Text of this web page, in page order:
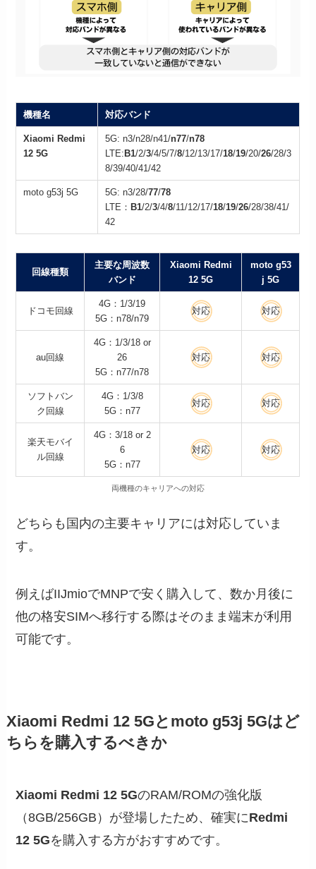
機種名 対応バンド
Xiaomi Redmi
12 5G
5G: n3/n28/n41/n77/n78
LTE:B1/2/3/4/5/7/8/12/13/17/18/19/20/26/28/3
8/39/40/41/42
moto g53j 5G 5G: n3/28/77/78
LTE：B1/2/3/4/8/11/12/17/18/19/26/28/38/41/
42
回線種類
主要な周波数
バンド
Xiaomi Redmi
12 5G
moto g53
j 5G
ドコモ回線
4G：1/3/19
5G：n78/n79
対応 対応
au回線
4G：1/3/18 or
26
5G：n77/n78
対応 対応
ソフトバン
ク回線
4G：1/3/8
5G：n77
対応 対応
楽天モバイ
ル回線
4G：3/18 or 2
6
5G：n77
対応 対応
両機種のキャリアへの対応
どちらも国内の主要キャリアには対応していま
す。
例えばIIJmioでMNPで安く購入して、数か月後に
他の格安SIMへ移行する際はそのまま端末が利用
可能です。
Xiaomi Redmi 12 5Gとmoto g53j 5Gはど
ちらを購入するべきか
Xiaomi Redmi 12 5GのRAM/ROMの強化版
（8GB/256GB）が登場したため、確実にRedmi
12 5Gを購入する方がおすすめです。